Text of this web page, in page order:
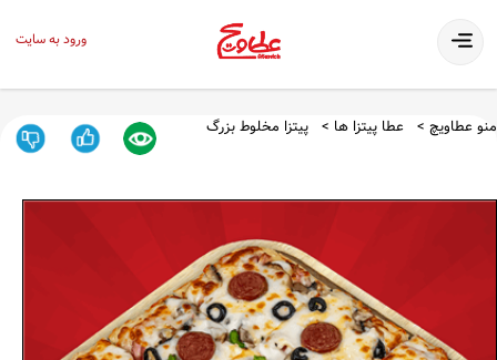
ورود به سایت
منو عطاویچ عطا پیتزا ها پیتزا مخلوط بزرگ